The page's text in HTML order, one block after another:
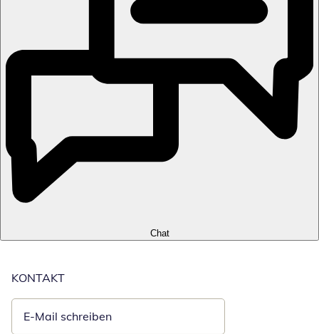
Chat
KONTAKT
E-Mail schreiben
Öffnet E-Mail-Client